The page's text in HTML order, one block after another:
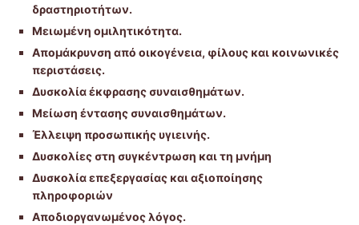
δραστηριοτήτων.
Μειωμένη ομιλητικότητα.
Απομάκρυνση από οικογένεια, φίλους και κοινωνικές
περιστάσεις.
Δυσκολία έκφρασης συναισθημάτων.
Μείωση έντασης συναισθημάτων.
Έλλειψη προσωπικής υγιεινής.
Δυσκολίες στη συγκέντρωση και τη μνήμη
Δυσκολία επεξεργασίας και αξιοποίησης
πληροφοριών
Αποδιοργανωμένος λόγος.